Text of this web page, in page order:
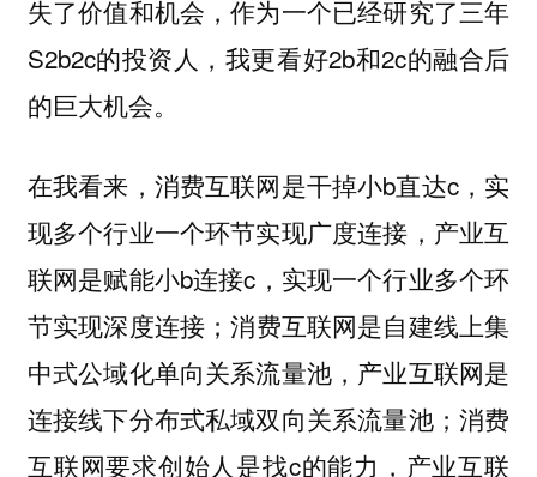
失了价值和机会，作为一个已经研究了三年
S2b2c的投资人，我更看好2b和2c的融合后
的巨大机会。
在我看来，消费互联网是干掉小b直达c，实
现多个行业一个环节实现广度连接，产业互
联网是赋能小b连接c，实现一个行业多个环
节实现深度连接；消费互联网是自建线上集
中式公域化单向关系流量池，产业互联网是
连接线下分布式私域双向关系流量池；消费
互联网要求创始人是找c的能力，产业互联